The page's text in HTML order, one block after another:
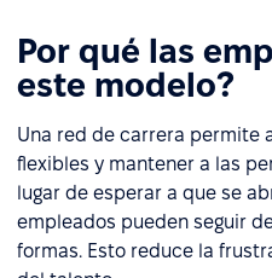
Por qué las
este modelo?
Una red de carrera permite
flexibles y mantener a las
lugar de esperar a que se
empleados pueden seguir
formas. Esto reduce la